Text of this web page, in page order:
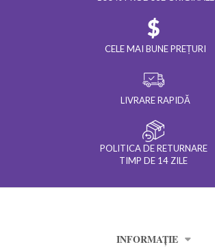
CELE MAI BUNE PREȚURI
LIVRARE RAPIDĂ
POLITICA DE RETURNARE
TIMP DE 14 ZILE
INFORMAȚIE